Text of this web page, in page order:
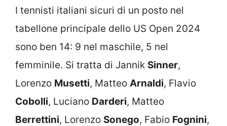
I tennisti italiani sicuri di un posto nel
tabellone principale dello US Open 2024
sono ben 14: 9 nel maschile, 5 nel
femminile. Si tratta di Jannik Sinner,
Lorenzo Musetti, Matteo Arnaldi, Flavio
Cobolli, Luciano Darderi, Matteo
Berrettini, Lorenzo Sonego, Fabio Fognini,